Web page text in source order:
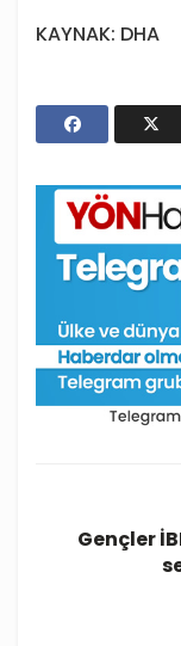
KAYNAK: DHA
Gençler